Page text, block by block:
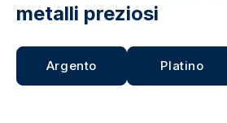
metalli preziosi
Argento Platino